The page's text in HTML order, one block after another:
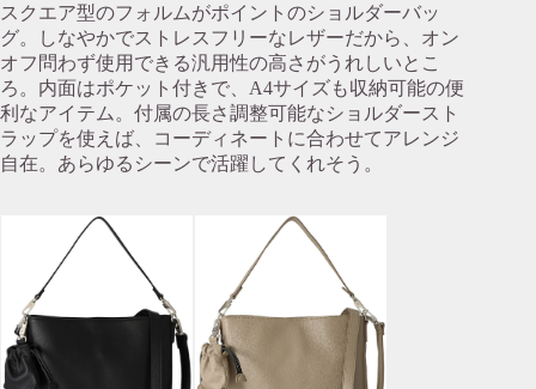
スクエア型のフォルムがポイントのショルダーバッ
グ。しなやかでストレスフリーなレザーだから、オン
オフ問わず使用できる汎用性の高さがうれしいとこ
ろ。内面はポケット付きで、A4サイズも収納可能の便
利なアイテム。付属の長さ調整可能なショルダースト
ラップを使えば、コーディネートに合わせてアレンジ
自在。あらゆるシーンで活躍してくれそう。